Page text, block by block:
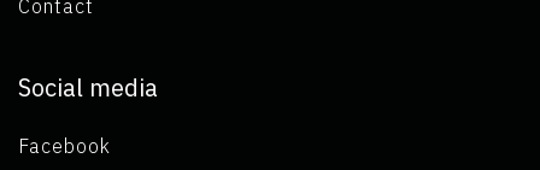
Contact
Social media
Facebook